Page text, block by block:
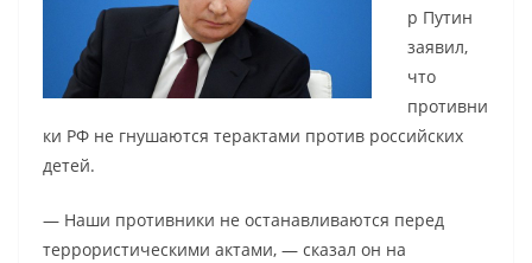
р Путин
заявил,
что
противни
ки РФ не гнушаются терактами против российских
детей.
— Наши противники не останавливаются перед
террористическими актами, — сказал он на